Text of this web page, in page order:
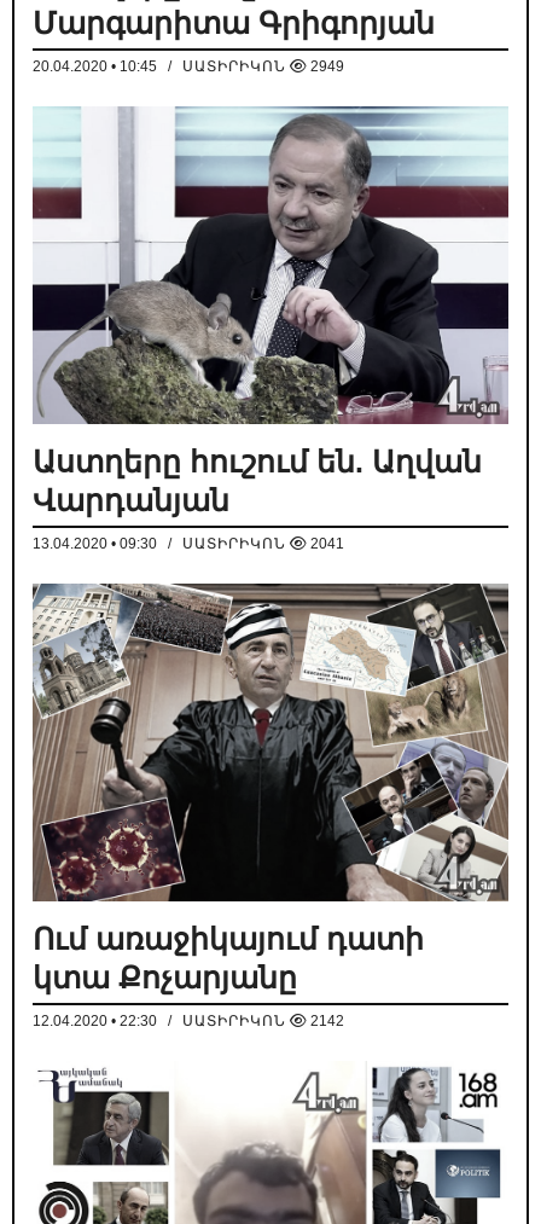
Մարգարիտա Գրիգորյան
20.04.2020 • 10:45 / ՍԱՏԻՐԻԿՈՆ 2949
Աստղերը հուշում են. Աղվան
Վարդանյան
13.04.2020 • 09:30 / ՍԱՏԻՐԻԿՈՆ 2041
Ում առաջիկայում դատի
կտա Քոչարյանը
12.04.2020 • 22:30 / ՍԱՏԻՐԻԿՈՆ 2142